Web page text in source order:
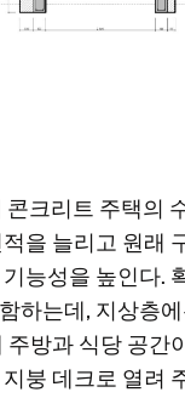
콘크리트 주택의
을 늘리고 원래
능성을 높인다.
하는데, 지상층
주방과 식당 공간
붕 데크로 열려